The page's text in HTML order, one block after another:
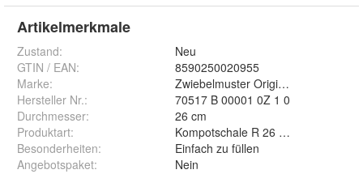
Artikelmerkmale
Zustand:
Neu
GTIN / EAN:
8590250020955
Marke:
Zwiebelmuster Original Bohemia
Hersteller Nr.:
70517 B 00001 0Z 1 0
Durchmesser:
26 cm
Produktart:
Kompotschale R 26 cm mit Zierfuss
Besonderheiten:
Einfach zu füllen
Angebotspaket:
Nein